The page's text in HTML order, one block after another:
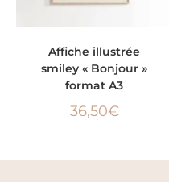
Affiche illustrée
smiley « Bonjour »
format A3
36,50€